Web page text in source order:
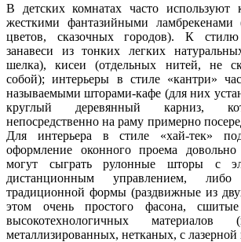
В детских комнатах часто
жесткими фантазийными ламбрекенами
цветов, сказочных городов). К стилю
занавеси из тонких легких
шелка), кисеи (отдельных нитей, не
собой); интерьеры в стиле «кантри»
называемыми шторами-кафе (для них
круглый деревянный карниз,
непосредственно на раму примерно
Для интерьера в стиле «хай-тек»
оформление оконного проема
могут сыграть рулонные шторы с
дистанционным управлением,
традиционной формы (раздвижные из
этом очень простого фасона,
высокотехнологичных
металлизированных, нетканых, с